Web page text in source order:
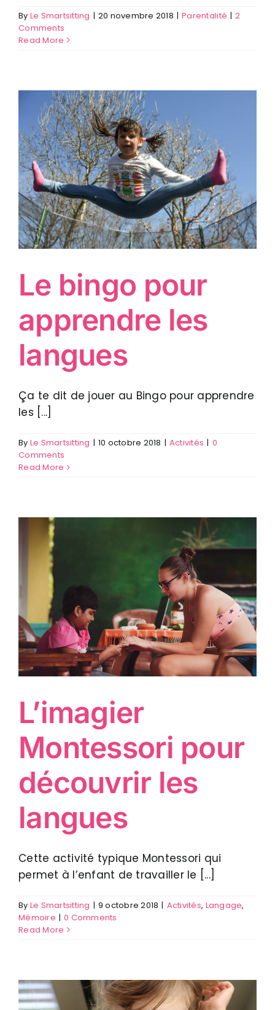
By Le Smartsitting | 20 novembre 2018 | Parentalité | 2
Comments
Read More
Le bingo pour
apprendre les
langues
Ça te dit de jouer au Bingo pour apprendre
les [...]
By Le Smartsitting | 10 octobre 2018 | Activités | 0
Comments
Read More
L’imagier
Montessori pour
découvrir les
langues
Cette activité typique Montessori qui
permet à l’enfant de travailler le [...]
By Le Smartsitting | 9 octobre 2018 | Activités, Langage,
Mémoire | 0 Comments
Read More